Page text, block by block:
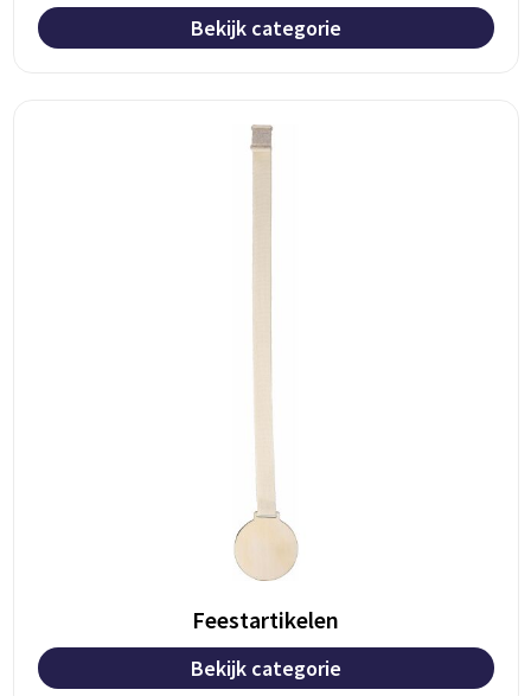
Bekijk categorie
Feestartikelen
Bekijk categorie